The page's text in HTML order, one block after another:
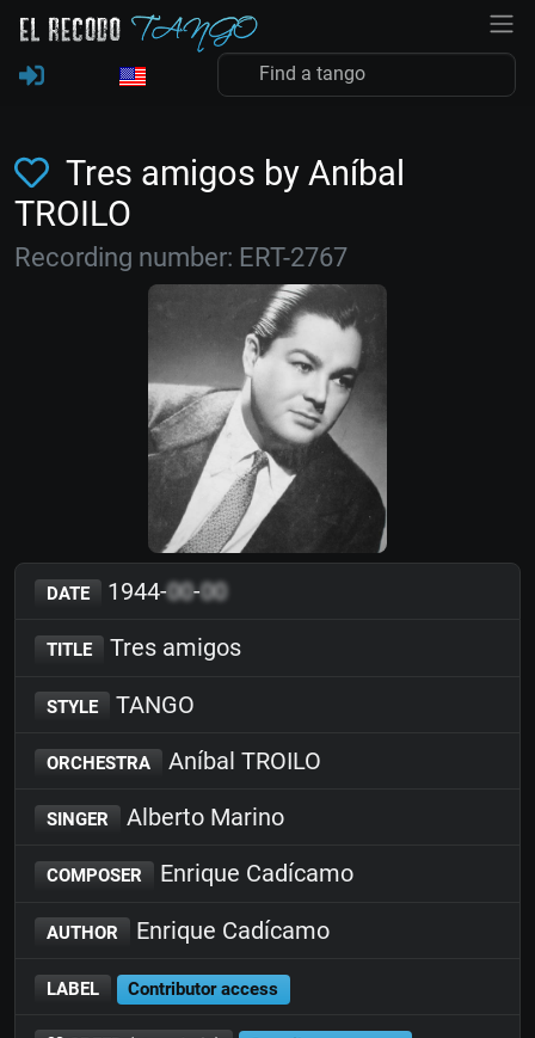
Tres amigos by Aníbal
TROILO
Recording number: ERT-2767
DATE 1944-00-00
TITLE Tres amigos
STYLE TANGO
ORCHESTRA Aníbal TROILO
SINGER Alberto Marino
COMPOSER Enrique Cadícamo
AUTHOR Enrique Cadícamo
LABEL Contributor access